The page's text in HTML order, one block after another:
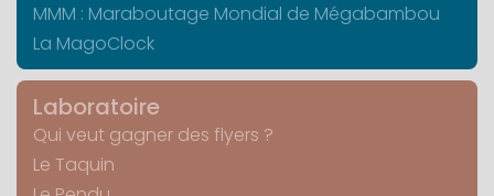
MMM : Maraboutage Mondial de Mégabambou
La MagoClock
Laboratoire
Qui veut gagner des flyers ?
Le Taquin